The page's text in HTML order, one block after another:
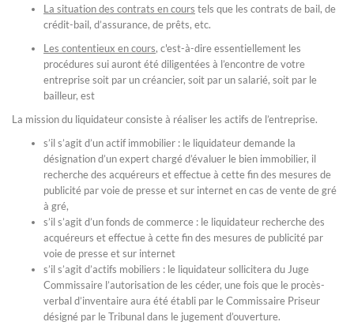
La situation des contrats en cours tels que les contrats de bail, de
crédit-bail, d’assurance, de prêts, etc.
Les contentieux en cours, c'est-à-dire essentiellement les
procédures sui auront été diligentées à l’encontre de votre
entreprise soit par un créancier, soit par un salarié, soit par le
bailleur, est
La mission du liquidateur consiste à réaliser les actifs de l’entreprise.
s’il s’agit d’un actif immobilier : le liquidateur demande la
désignation d’un expert chargé d’évaluer le bien immobilier, il
recherche des acquéreurs et effectue à cette fin des mesures de
publicité par voie de presse et sur internet en cas de vente de gré
à gré,
s’il s’agit d’un fonds de commerce : le liquidateur recherche des
acquéreurs et effectue à cette fin des mesures de publicité par
voie de presse et sur internet
s’il s’agit d’actifs mobiliers : le liquidateur sollicitera du Juge
Commissaire l’autorisation de les céder, une fois que le procès-
verbal d’inventaire aura été établi par le Commissaire Priseur
désigné par le Tribunal dans le jugement d’ouverture.